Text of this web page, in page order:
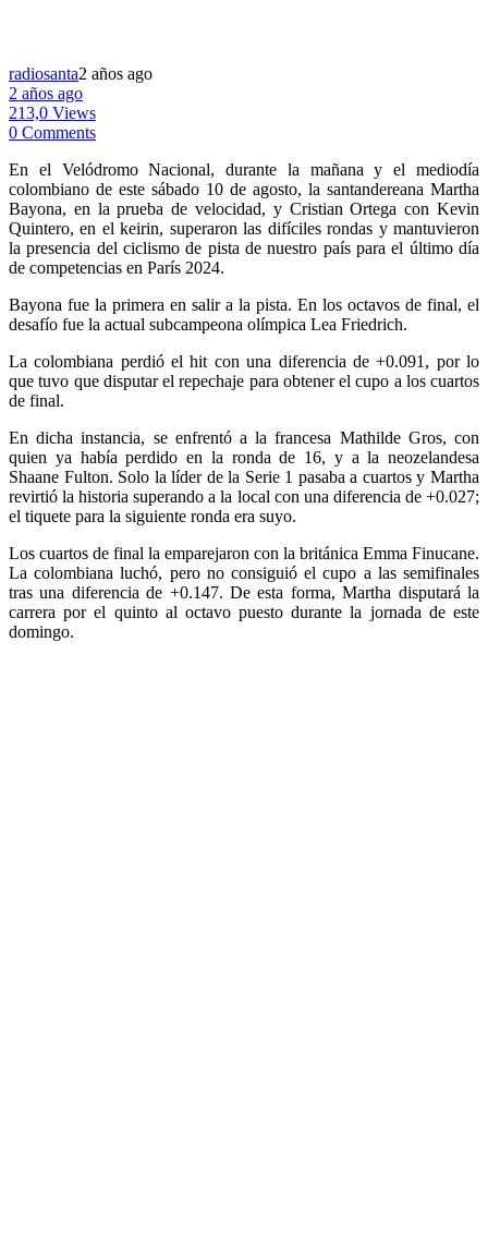
radiosanta2 años ago
2 años ago
213,0 Views
0 Comments
En el Velódromo Nacional, durante la mañana y el mediodía
colombiano de este sábado 10 de agosto, la santandereana Martha
Bayona, en la prueba de velocidad, y Cristian Ortega con Kevin
Quintero, en el keirin, superaron las difíciles rondas y mantuvieron
la presencia del ciclismo de pista de nuestro país para el último día
de competencias en París 2024.
Bayona fue la primera en salir a la pista. En los octavos de final, el
desafío fue la actual subcampeona olímpica Lea Friedrich.
La colombiana perdió el hit con una diferencia de +0.091, por lo
que tuvo que disputar el repechaje para obtener el cupo a los cuartos
de final.
En dicha instancia, se enfrentó a la francesa Mathilde Gros, con
quien ya había perdido en la ronda de 16, y a la neozelandesa
Shaane Fulton. Solo la líder de la Serie 1 pasaba a cuartos y Martha
revirtió la historia superando a la local con una diferencia de +0.027;
el tiquete para la siguiente ronda era suyo.
Los cuartos de final la emparejaron con la británica Emma Finucane.
La colombiana luchó, pero no consiguió el cupo a las semifinales
tras una diferencia de +0.147. De esta forma, Martha disputará la
carrera por el quinto al octavo puesto durante la jornada de este
domingo.